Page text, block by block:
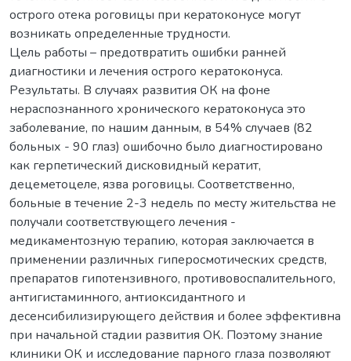
острого отека роговицы при кератоконусе могут
возникать определенные трудности.
Цель работы – предотвратить ошибки ранней
диагностики и лечения острого кератоконуса.
Результаты. В случаях развития ОК на фоне
нераспознанного хронического кератоконуса это
заболевание, по нашим данным, в 54% случаев (82
больных - 90 глаз) ошибочно было диагностировано
как герпетический дисковидный кератит,
децеметоцеле, язва роговицы. Соответственно,
больные в течение 2-3 недель по месту жительства не
получали соответствующего лечения -
медикаментозную терапию, которая заключается в
применении различных гиперосмотических средств,
препаратов гипотензивного, противовоспалительного,
антигистаминного, антиоксидантного и
десенсибилизирующего действия и более эффективна
при начальной стадии развития ОК. Поэтому знание
клиники ОК и исследование парного глаза позволяют